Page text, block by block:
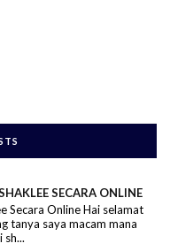
SECARA ONLINE
Secara Online Hai selamat
tanya saya macam mana
sh...